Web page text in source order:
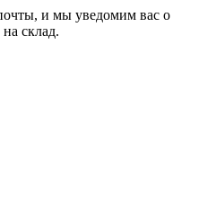
и мы уведомим вас о
склад.